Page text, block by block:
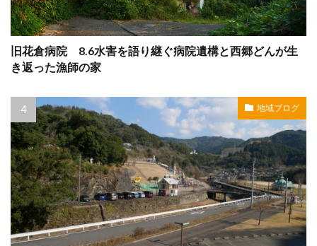
旧花倉病院 8.6水害を語り継ぐ病院遺構と西郷どんが生
き返った漁師の家
地域ブログ